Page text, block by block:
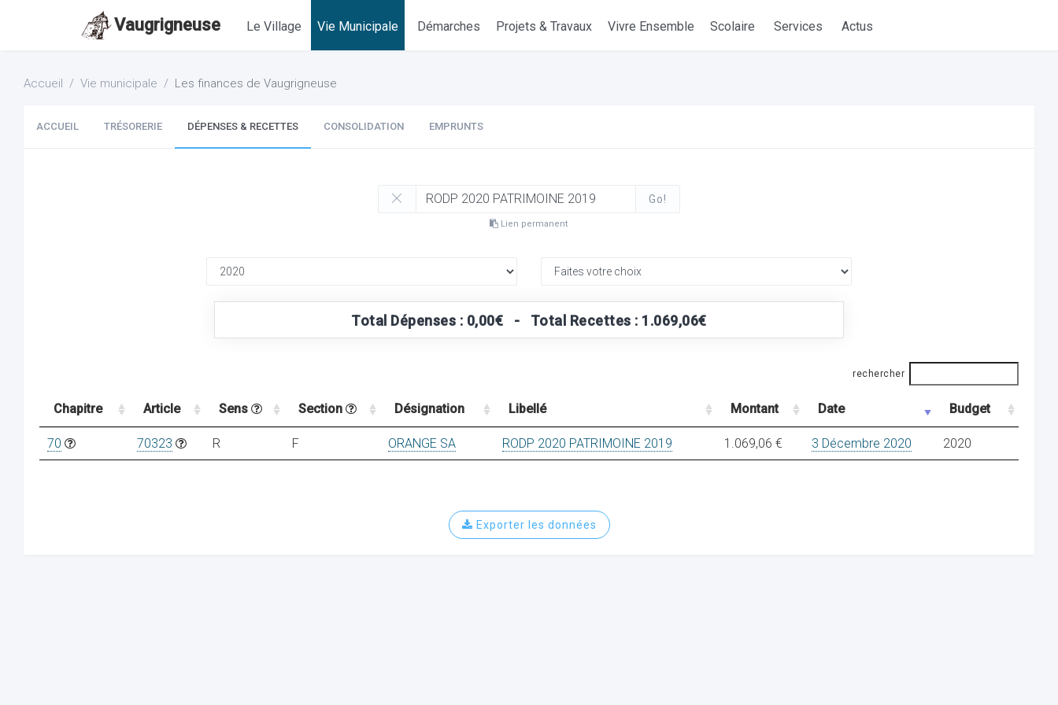
Vaugrigneuse Le Village Vie Municipale Démarches Projets & Travaux Vivre Ensemble Scolaire Services Actus
Accueil Vie municipale Les finances de Vaugrigneuse
ACCUEIL TRÉSORERIE DÉPENSES & RECETTES CONSOLIDATION EMPRUNTS
Go!
Lien permanent
Total Dépenses : 0,00€ - Total Recettes : 1.069,06€
rechercher
Chapitre Article Sens Section Désignation Libellé Montant Date Budget
70 70323 R F ORANGE SA RODP 2020 PATRIMOINE 2019 1.069,06 € 3 Décembre 2020 2020
Exporter les données